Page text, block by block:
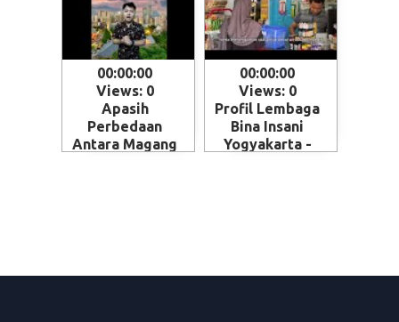
00:00:00
Views: 0
Apasih
Perbedaan
Antara Magang
00:00:00
Views: 0
Profil Lembaga
Bina Insani
Yogyakarta -